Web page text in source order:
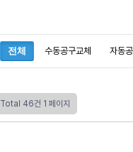
전체 수동공구교체 자동
Total 46건 1 페이지